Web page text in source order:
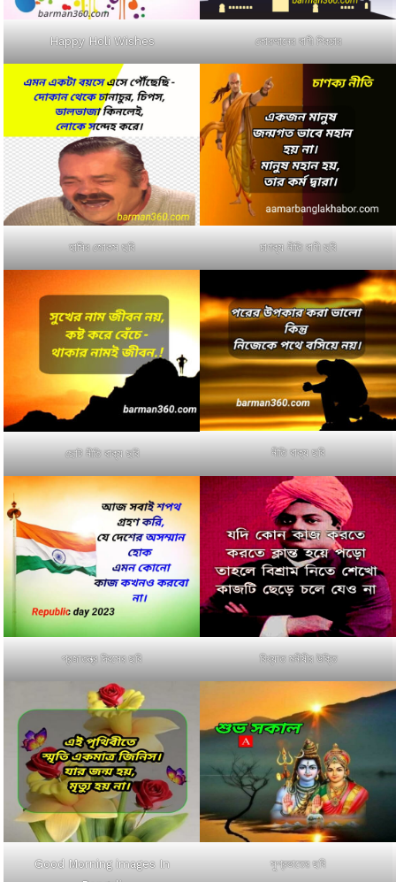
Happy Holi Wishes কোরআনের বাণী পিকচার
হাসির জোকস ছবি চাণক্য নীতি বাণী ছবি
ছোট নীতি বাক্য ছবি নীতি বাক্য ছবি
প্রজাতন্ত্র দিবসের ছবি বিখ্যাত মনীষীর উক্তি
Good Morning images In
সুপ্রভাতের ছবি